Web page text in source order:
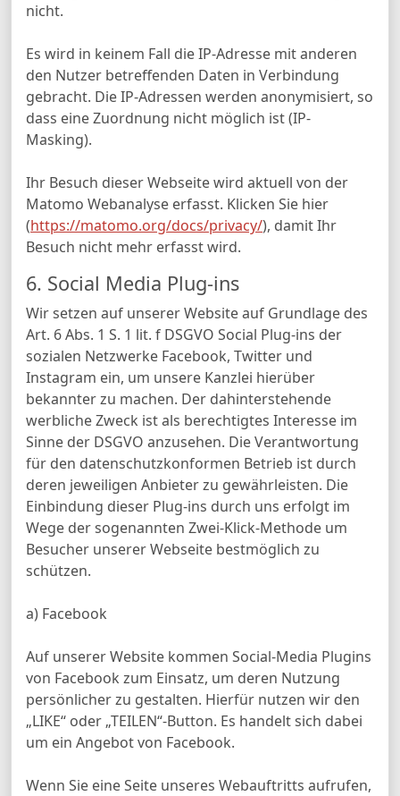
nicht.
Es wird in keinem Fall die IP-Adresse mit anderen
den Nutzer betreffenden Daten in Verbindung
gebracht. Die IP-Adressen werden anonymisiert, so
dass eine Zuordnung nicht möglich ist (IP-
Masking).
Ihr Besuch dieser Webseite wird aktuell von der
Matomo Webanalyse erfasst. Klicken Sie hier
(https://matomo.org/docs/privacy/), damit Ihr
Besuch nicht mehr erfasst wird.
6. Social Media Plug-ins
Wir setzen auf unserer Website auf Grundlage des
Art. 6 Abs. 1 S. 1 lit. f DSGVO Social Plug-ins der
sozialen Netzwerke Facebook, Twitter und
Instagram ein, um unsere Kanzlei hierüber
bekannter zu machen. Der dahinterstehende
werbliche Zweck ist als berechtigtes Interesse im
Sinne der DSGVO anzusehen. Die Verantwortung
für den datenschutzkonformen Betrieb ist durch
deren jeweiligen Anbieter zu gewährleisten. Die
Einbindung dieser Plug-ins durch uns erfolgt im
Wege der sogenannten Zwei-Klick-Methode um
Besucher unserer Webseite bestmöglich zu
schützen.
a) Facebook
Auf unserer Website kommen Social-Media Plugins
von Facebook zum Einsatz, um deren Nutzung
persönlicher zu gestalten. Hierfür nutzen wir den
„LIKE“ oder „TEILEN“-Button. Es handelt sich dabei
um ein Angebot von Facebook.
Wenn Sie eine Seite unseres Webauftritts aufrufen,